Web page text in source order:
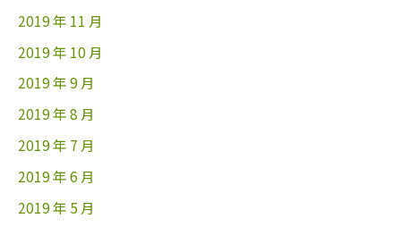
2019 年 11 月
2019 年 10 月
2019 年 9 月
2019 年 8 月
2019 年 7 月
2019 年 6 月
2019 年 5 月